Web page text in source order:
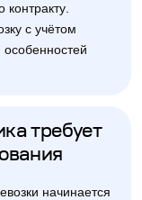
с учётом
особенностей
требует
начинается